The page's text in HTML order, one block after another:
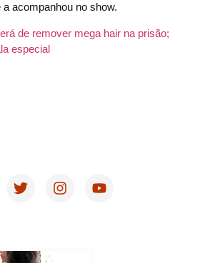
acompanhou no show.
de remover mega hair na prisão;
especial